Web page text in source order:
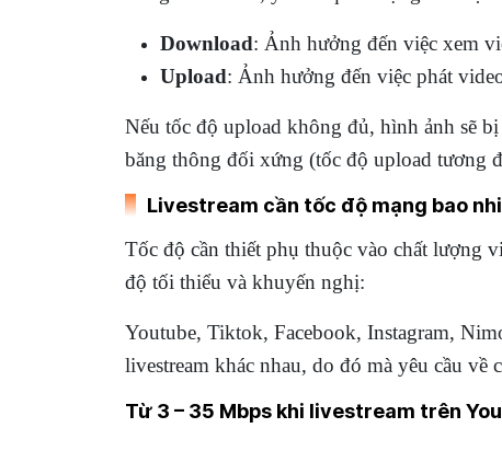
Download: Ảnh hưởng đến việc xem
Upload: Ảnh hưởng đến việc phát
Nếu tốc độ upload không đủ, hình ảnh sẽ
băng thông đối xứng (tốc độ upload tương
Livestream cần tốc độ mạng bao
Tốc độ cần thiết phụ thuộc vào chất lượng
độ tối thiểu và khuyến nghị:
Youtube, Tiktok, Facebook, Instagram,
livestream khác nhau, do đó mà yêu cầu
Từ 3 – 35 Mbps khi livestream trên